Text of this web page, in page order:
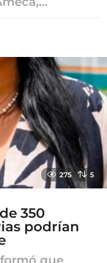
275 5
350
podrían
que